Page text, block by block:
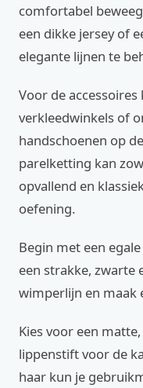
comfortabel
een dikke jersey of
elegante lijnen te
Voor de
verkleedwinkels of
handschoenen op
parelketting kan
opvallend en
oefening.
Begin met een
een strakke, zwarte
wimperlijn en maak
Kies voor een
lippenstift voor de
haar kun je